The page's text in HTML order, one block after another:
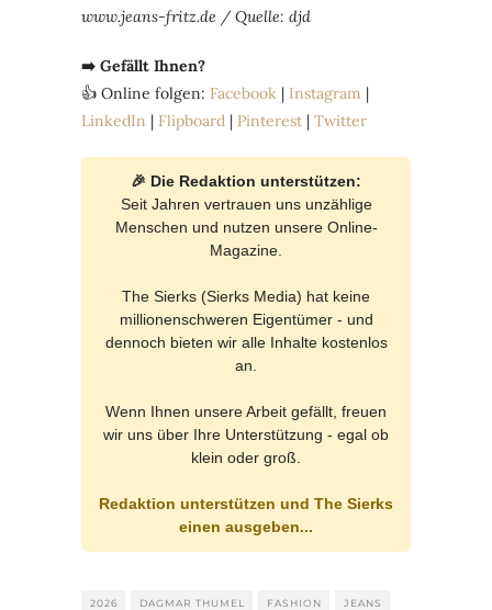
www.jeans-fritz.de / Quelle: djd
➡️ Gefällt Ihnen?
👍 Online folgen: Facebook | Instagram |
LinkedIn | Flipboard | Pinterest | Twitter
🎉 Die Redaktion unterstützen:
Seit Jahren vertrauen uns unzählige
Menschen und nutzen unsere Online-
Magazine.
The Sierks (Sierks Media) hat keine
millionenschweren Eigentümer - und
dennoch bieten wir alle Inhalte kostenlos
an.
Wenn Ihnen unsere Arbeit gefällt, freuen
wir uns über Ihre Unterstützung - egal ob
klein oder groß.
Redaktion unterstützen und The Sierks
einen ausgeben...
2026 DAGMAR THUMEL FASHION JEANS